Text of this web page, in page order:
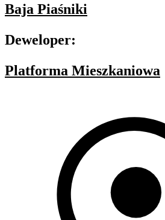
Baja Piaśniki
Deweloper:
Platforma Mieszkaniowa